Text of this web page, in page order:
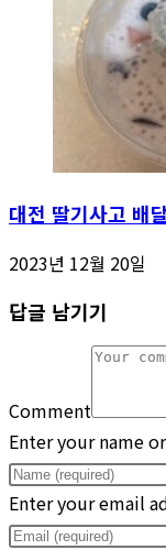
대전 딸기사고 배
2023년 12월 20일
답글 남기기
Comment
Enter your name
Enter your email